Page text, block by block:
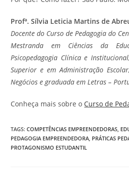
Profª. Sílvia Leticia Martins de
Docente do Curso de Pedagogia do
Mestranda em Ciências da
Psicopedagogia Clínica e
Superior e em Administração
Negócios e graduada em Letras –
Conheça mais sobre o Curso de
TAGS:COMPETÊNCIAS EMPREENDEDORAS,
PEDAGOGIA EMPREENDEDORA, PRÁTICAS
PROTAGONISMO ESTUDANTIL